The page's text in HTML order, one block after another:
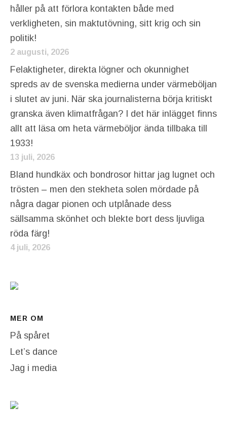
håller på att förlora kontakten både med
verkligheten, sin maktutövning, sitt krig och sin
politik!
2 augusti, 2026
Felaktigheter, direkta lögner och okunnighet
spreds av de svenska medierna under värmeböljan
i slutet av juni. När ska journalisterna börja kritiskt
granska även klimatfrågan? I det här inlägget finns
allt att läsa om heta värmeböljor ända tillbaka till
1933!
13 juli, 2026
Bland hundkäx och bondrosor hittar jag lugnet och
trösten – men den stekheta solen mördade på
några dagar pionen och utplånade dess
sällsamma skönhet och blekte bort dess ljuvliga
röda färg!
4 juli, 2026
MER OM
På spåret
Let’s dance
Jag i media